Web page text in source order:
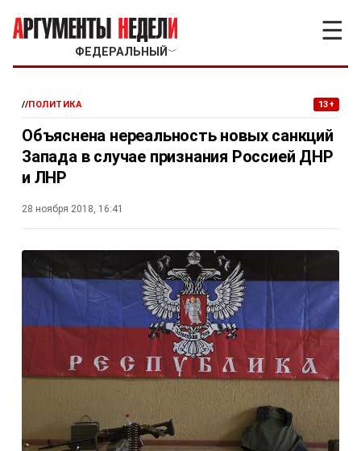
ФЕДЕРАЛЬНЫЙ ﹀
☰
//ПОЛИТИКА 13+
Объяснена нереальность новых санкций
Запада в случае признания Россией ДНР
и ЛНР
28 ноября 2018, 16:41